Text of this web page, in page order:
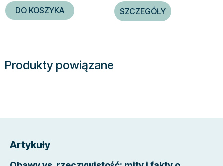
Produkty powiązane
DO KOSZYKA SZCZEGÓŁY
Artykuły